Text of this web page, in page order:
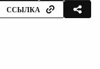
ССЫЛКА